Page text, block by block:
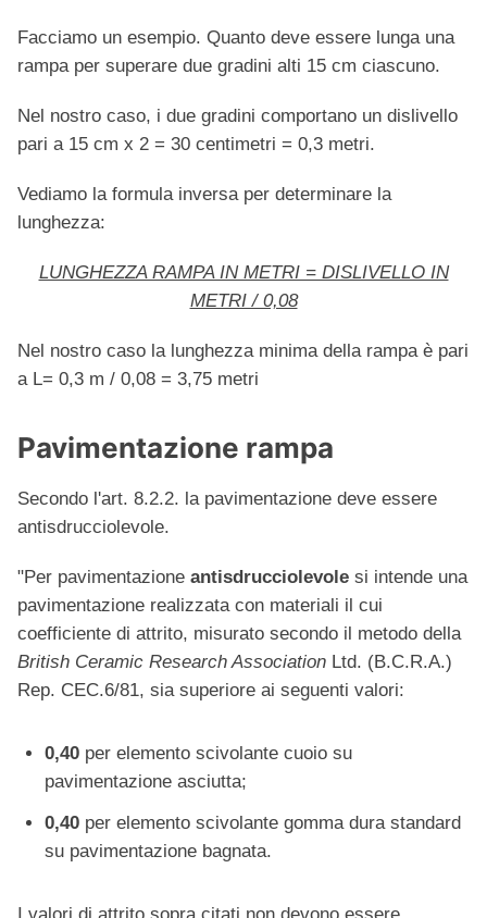
Facciamo un esempio. Quanto deve essere lunga una
rampa per superare due gradini alti 15 cm ciascuno.
Nel nostro caso, i due gradini comportano un dislivello
pari a 15 cm x 2 = 30 centimetri = 0,3 metri.
Vediamo la formula inversa per determinare la
lunghezza:
LUNGHEZZA RAMPA IN METRI = DISLIVELLO IN
METRI / 0,08
Nel nostro caso la lunghezza minima della rampa è pari
a L= 0,3 m / 0,08 = 3,75 metri
Pavimentazione rampa
Secondo l'art. 8.2.2. la pavimentazione deve essere
antisdrucciolevole.
"Per pavimentazione antisdrucciolevole si intende una
pavimentazione realizzata con materiali il cui
coefficiente di attrito, misurato secondo il metodo della
British Ceramic Research Association Ltd. (B.C.R.A.)
Rep. CEC.6/81, sia superiore ai seguenti valori:
0,40 per elemento scivolante cuoio su
pavimentazione asciutta;
0,40 per elemento scivolante gomma dura standard
su pavimentazione bagnata.